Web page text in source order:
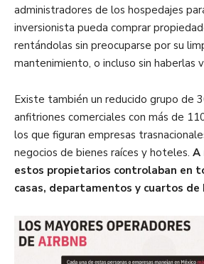
administradores de los hospedajes
inversionista pueda comprar
rentándolas sin preocuparse por su
mantenimiento, o incluso sin haberlas
Existe también un reducido grupo de
anfitriones comerciales con más de
los que figuran empresas
negocios de bienes raíces y hoteles. A
estos propietarios controlaban en
casas, departamentos y cuartos de